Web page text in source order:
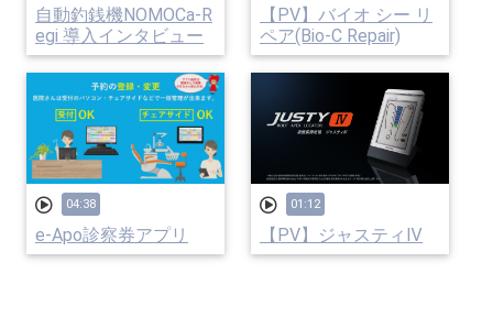
自動釣銭機NOMOCa-R
egi 導入インタビュー
【PV】バイオ シー リ
ペア(Bio-C Repair)
04:38
e-Apo診察券アプリ
01:12
【PV】ジャスティⅣ